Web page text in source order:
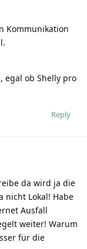
Kommunikation
egal ob Shelly pro
Reply
da wird ja die
nicht Lokal! Habe
Ausfall
weiter! Warum
für die